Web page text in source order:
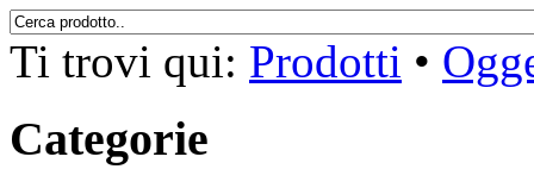
Ti trovi qui: Prodotti •
Categorie